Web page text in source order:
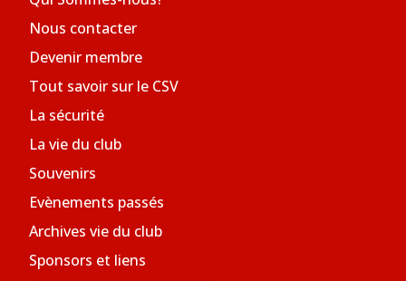
Nous contacter
Devenir membre
Tout savoir sur le CSV
La sécurité
La vie du club
Souvenirs
Evènements passés
Archives vie du club
Sponsors et liens